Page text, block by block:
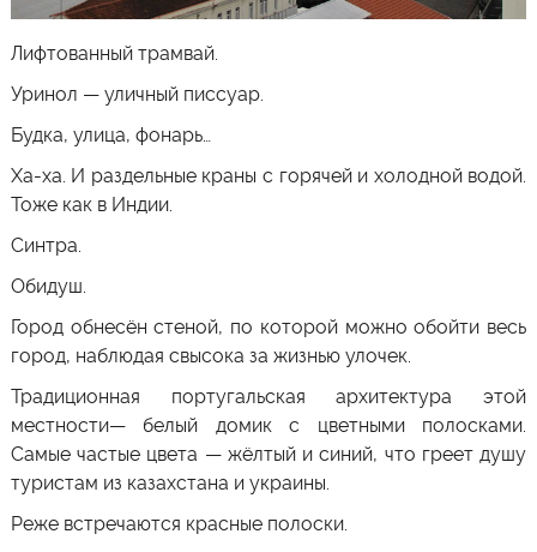
Лифтованный трамвай.
Уринол — уличный писсуар.
Будка, улица, фонарь…
Ха-ха. И раздельные краны с горячей и холодной водой.
Тоже как в Индии.
Синтра.
Обидуш.
Город обнесён стеной, по которой можно обойти весь
город, наблюдая свысока за жизнью улочек.
Традиционная португальская архитектура этой
местности— белый домик с цветными полосками.
Самые частые цвета — жёлтый и синий, что греет душу
туристам из казахстана и украины.
Реже встречаются красные полоски.